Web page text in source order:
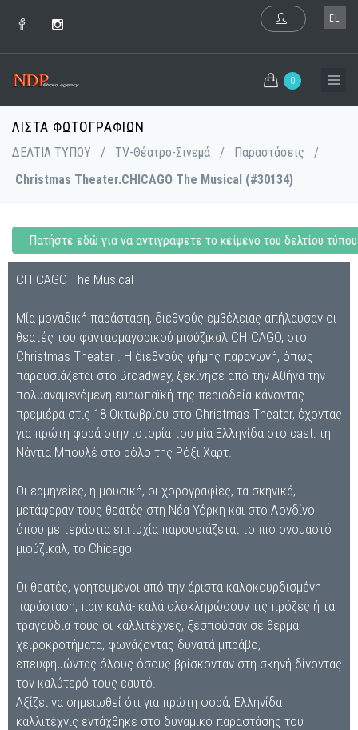
EL
0
ΛΊΣΤΑ ΦΩΤΟΓΡΑΦΙΏΝ
ΔΕΛΤΙΑ ΤΥΠΟΥ / TV-Θέατρο-Σινεμά / Παραστάσεις
/
Christmas Theater.CHICAGO The Musical (#30134)
Πατήστε εδώ για να αντιγράψετε το κείμενο του δελτίου τύπου
CHICAGO The Musical
Μία μοναδική παράσταση, διεθνούς εμβέλειας απήλαυσαν οι
θεατές του φαντασμαγορικού μιούζικαλ CHICAGO, στο
Christmas Theater . Η διεθνούς φήμης παραγωγή, όπως
παρουσιάζεται στο Broadway, ξεκίνησε από την Αθήνα την
πολυαναμενόμενη ευρωπαϊκή της περιοδεία κάνοντας
πρεμιέρα στις 18 Οκτωβρίου στο Christmas Theater, έχοντας
για πρώτη φορά στην ιστορία του μία Ελληνίδα στο cast: τη
Νάντια Μπουλέ στο ρόλο της Ρόξι Χαρτ.
Οι ερμηνείες, η μουσική, οι χορογραφίες, τα σκηνικά,
μετάφεραν τους θεατές στη Νέα Υόρκη και στο Λονδίνο
όπου με τεράστια επιτυχία παρουσιάζεται το πιο ονομαστό
μιούζικαλ, το Chicago!
Οι θεατές, γοητευμένοι από την άριστα καλοκουρδισμένη
παράσταση, πριν καλά- καλά ολοκληρώσουν τις πρόζες ή τα
τραγούδια τους οι καλλιτέχνες, ξεσπούσαν σε θερμά
χειροκροτήματα, φωνάζοντας δυνατά μπράβο,
επευφημώντας όλους όσους βρίσκονταν στη σκηνή δίνοντας
τον καλύτερό τους εαυτό.
Αξίζει να σημειωθεί ότι για πρώτη φορά, Ελληνίδα
καλλιτέχνις εντάχθηκε στο δυναμικό παραστάσης του